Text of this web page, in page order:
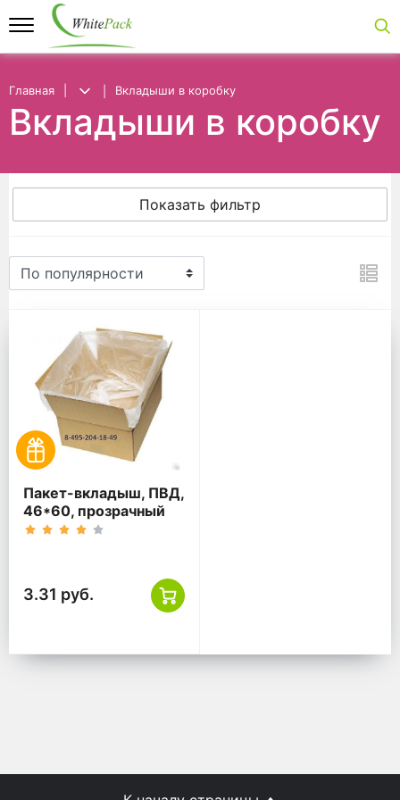
Главная Вкладыши в коробку
Вкладыши в коробку
Показать фильтр
Вкладыши в коробку
Пакет-вкладыш, ПВД,
46*60, прозрачный
3.31 руб.